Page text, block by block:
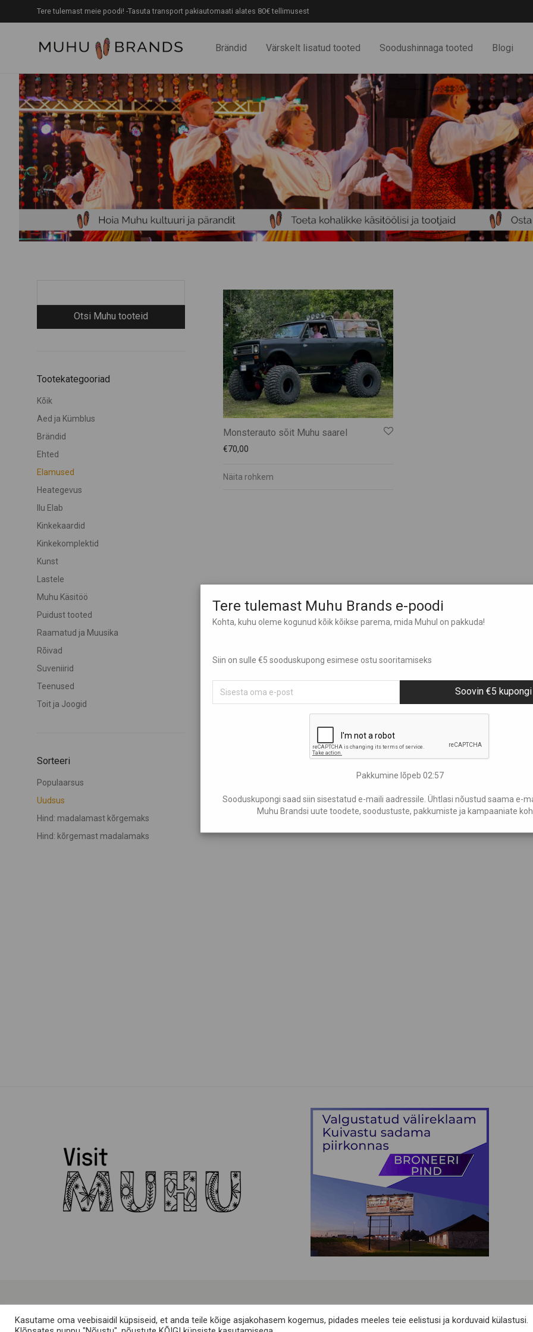
Tere tulemast meie poodi! -Tasuta transport pakiautomaati alates 80€ tellimusest
Brändid Värskelt lisatud tooted Soodushinnaga tooted Blogi
Tootekategooriad
Kõik
Aed ja Kümblus
Brändid
Ehted
Elamused
Heategevus
Ilu Elab
Kinkekaardid
Kinkekomplektid
Kunst
Lastele
Muhu Käsitöö
Puidust tooted
Raamatud ja Muusika
Rõivad
Suveniirid
Teenused
Toit ja Joogid
Sorteeri
Populaarsus
Uudsus
Hind: madalamast kõrgemaks
Hind: kõrgemast madalamaks
Monsterauto sõit Muhu saarel
€70,00
Näita rohkem
Telli meie uudiskiri
Kasutame oma veebisaidil küpsiseid, et anda teile kõige asjakohasem kogemus, pidades meeles teie eelistusi ja korduvaid külastusi.
Tere tulemast Muhu Brands e-poodi
Kohta, kuhu oleme kogunud kõik kõikse parema, mida Muhul on pakkuda!
Siin on sulle €5 sooduskupong esimese ostu sooritamiseks
Soovin €5 kupongi
Pakkumine lõpeb 02:56
Sooduskupongi saad siin sisestatud e-maili aadressile. Ühtlasi nõustud saama e-
Muhu Brandsi uute toodete, soodustuste, pakkumiste ja kampaaniate